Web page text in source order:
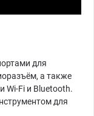
для
а также
Fi и Bluetooth.
для